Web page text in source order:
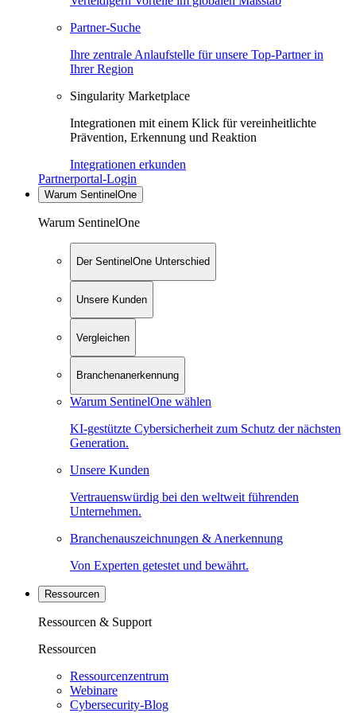
Partner-Suche
Ihre zentrale Anlaufstelle für unsere Top-Partner in
Ihrer Region
Singularity Marketplace
Integrationen mit einem Klick für vereinheitlichte
Prävention, Erkennung und Reaktion
Integrationen erkunden
Partnerportal-Login
Warum SentinelOne
Warum SentinelOne
Der SentinelOne Unterschied
Unsere Kunden
Vergleichen
Branchenanerkennung
Warum SentinelOne wählen
KI-gestützte Cybersicherheit zum Schutz der nächsten
Generation.
Unsere Kunden
Vertrauenswürdig bei den weltweit führenden
Unternehmen.
Branchenauszeichnungen & Anerkennung
Von Experten getestet und bewährt.
Ressourcen
Ressourcen & Support
Ressourcen
Ressourcenzentrum
Webinare
Cybersecurity-Blog